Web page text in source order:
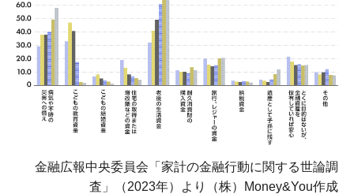
金融広報中央委員会「家計の金融行動に関する世論調
査」（2023年）より（株）Money&You作成